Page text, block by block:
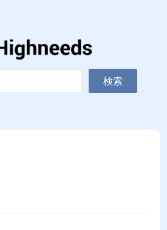
検索